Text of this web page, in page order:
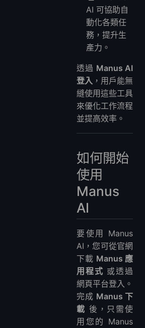
AI 可協助自
動化各類任
務，提升生
產力。
透過 Manus AI
登入 ，用戶能無
縫使用這些工具
來優化工作流程
並提高效率。
如何開始
使用
Manus
AI
要使用 Manus
AI，您可從官網
下載 Manus 應
用程式 或透過
網頁平台登入。
完成 Manus 下
載 後，只需使
用您的 Manus